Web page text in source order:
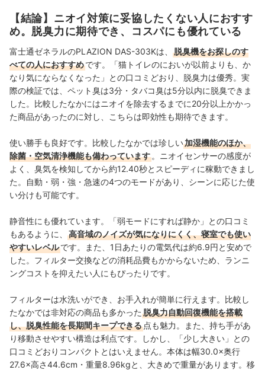
ガイドを担当し、日立やシャープ、パナソニックなどの
総合家電メーカーから、ダイニチ工業・Sharkなどの専門
メーカーまで、150以上の家電製品を比較検証してきた。
毎日使う家電製品だからこそ、本当によい商品を誰もが
簡単に選べるように、性能はもちろん省エネ性能やお手
入れのしやすさまでひとつひとつ丁寧に確認しながらコ
ンテンツ制作を行う。
田丸大暉（Hiroki Tamaru）のプロフィール
【結論】ニオイ対策に妥協したくない人におすす
め。脱臭力に期待でき、コスパにも優れている
富士通ゼネラルのPLAZION DAS-303Kは、
脱臭機をお探しのす
べての人におすすめです。「猫トイレのにおいが以前よりも、か
なり気にならなくなった」との口コミどおり、脱臭力は優秀。実
際の検証では、ペット臭は3分・タバコ臭は5分以内に脱臭できま
した。比較したなかにはニオイを除去するまでに20分以上かかっ
た商品があったのに対し、こちらは即効性も期待できます。
使い勝手も良好です。比較したなかでは珍しい加湿機能のほか、
除菌・空気清浄機能も備わっています 。ニオイセンサーの感度が
よく、臭気を検知してから約12.40秒とスピーディに稼動できまし
た。自動・弱・強・急速の4つのモードがあり、シーンに応じた使
い分けも可能です。
静音性にも優れています。「弱モードにすれば静か」との口コミ
もあるように、
高音域のノイズが気になりにくく、寝室でも使い
やすいレベルです。また、1日あたりの電気代は約6.9円と安めで
した。フィルター交換などの消耗品費もかからないため、ランニ
ングコストを抑えたい人にもぴったりです。
フィルターは水洗いができ、お手入れが簡単に行えます。比較し
たなかでは非対応の商品も多かった 脱臭力自動回復機能を搭載
し、脱臭性能を長期間キープできる 点も魅力。また、持ち手があ
り移動させやすい構造は利点です。しかし、「少し大きい」との
口コミどおりコンパクトとはいえません。本体は幅30.0×奥行
27.6×高さ44.6cm・重量8.96kgと、大きめで重量があります。移